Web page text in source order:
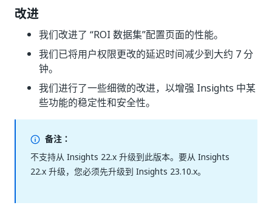
改进
我们改进了 “ROI 数据集”配置页面的性能。
我们已将用户权限更改的延迟时间减少到大约 7 分
钟。
我们进行了一些细微的改进，以增强 Insights 中某
些功能的稳定性和安全性。
备注：
不支持从 Insights 22.x 升级到此版本。要从 Insights
22.x 升级，您必须先升级到 Insights 23.10.x。